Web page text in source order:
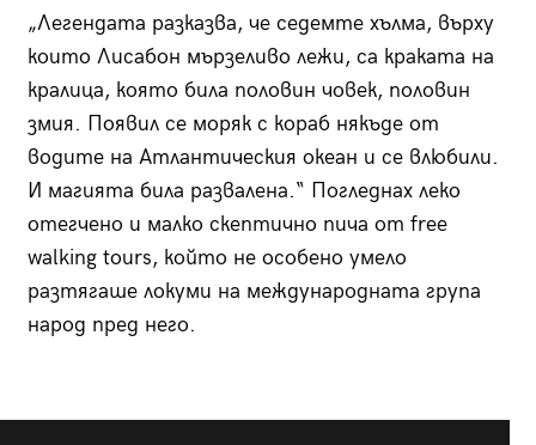
„Легендата разказва, че седемте хълма, върху
които Лисабон мързеливо лежи, са краката на
кралица, която била половин човек, половин
змия. Появил се моряк с кораб някъде от
водите на Атлантическия океан и се влюбили.
И магията била развалена.“ Погледнах леко
отегчено и малко скептично пича от free
walking tours, който не особено умело
разтягаше локуми на международната група
народ пред него.